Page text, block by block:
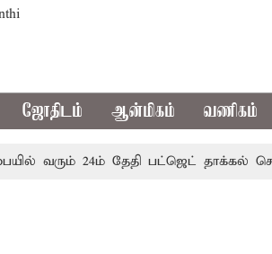
ஜோதிடம் ஆன்மிகம் வணிகம்
வரும் 24ம் தேதி பட்ஜெட் தாக்கல்